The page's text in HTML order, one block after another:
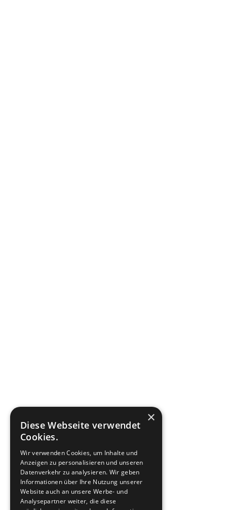
×
Diese Webseite verwendet
Cookies.
Wir verwenden Cookies, um Inhalte und
Anzeigen zu personalisieren und unseren
Datenverkehr zu analysieren. Wir geben
Informationen über Ihre Nutzung unserer
Website auch an unsere Werbe- und
Analysepartner weiter, die diese